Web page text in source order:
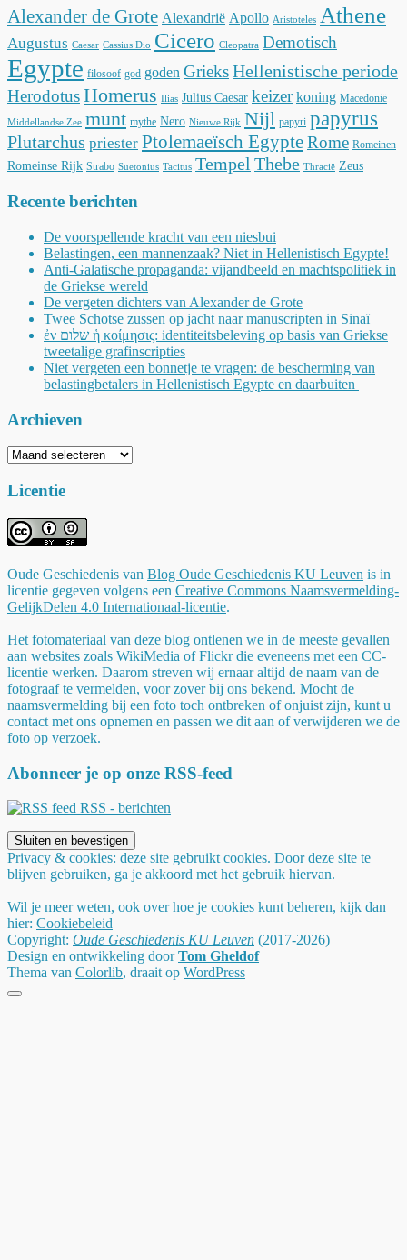
Alexander de Grote Alexandrië Apollo Aristoteles Athene
Augustus Caesar Cassius Dio Cicero Cleopatra Demotisch
Egypte filosoof god goden GrieksHellenistische periode
HerodotusHomerus Ilias Julius Caesar keizer koning Macedonië
Middellandse Zee munt mythe Nero Nieuwe Rijk Nijl papyri papyrus
Plutarchus priester Ptolemaeïsch EgypteRome Romeinen
Romeinse Rijk Strabo Suetonius Tacitus Tempel Thebe Thracië Zeus
Recente berichten
De voorspellende kracht van een niesbui
Belastingen, een mannenzaak? Niet in Hellenistisch Egypte!
Anti-Galatische propaganda: vijandbeeld en machtspolitiek in
de Griekse wereld
De vergeten dichters van Alexander de Grote
Twee Schotse zussen op jacht naar manuscripten in Sinaï
ἐν שלום ἡ κοίμησις: identiteitsbeleving op basis van Griekse
tweetalige grafinscripties
Niet vergeten een bonnetje te vragen: de bescherming van
belastingbetalers in Hellenistisch Egypte en daarbuiten
Archieven
Archieven
Licentie
Oude Geschiedenis van Blog Oude Geschiedenis KU Leuven is in
licentie gegeven volgens een Creative Commons Naamsvermelding-
GelijkDelen 4.0 Internationaal-licentie.
Het fotomateriaal van deze blog ontlenen we in de meeste gevallen
aan websites zoals WikiMedia of Flickr die eveneens met een CC-
licentie werken. Daarom streven wij ernaar altijd de naam van de
fotograaf te vermelden, voor zover bij ons bekend. Mocht de
naamsvermelding bij een foto toch ontbreken of onjuist zijn, kunt u
contact met ons opnemen en passen we dit aan of verwijderen we de
foto op verzoek.
Abonneer je op onze RSS-feed
RSS - berichten
Privacy & cookies: deze site gebruikt cookies. Door deze site te
blijven gebruiken, ga je akkoord met het gebruik hiervan.
Wil je meer weten, ook over hoe je cookies kunt beheren, kijk dan
hier: Cookiebeleid
Copyright: Oude Geschiedenis KU Leuven (2017-2026)
Design en ontwikkeling doorTom Gheldof
Thema van Colorlib, draait op WordPress